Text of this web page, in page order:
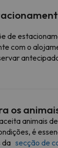
de
com o
os
animais
é
da secção de